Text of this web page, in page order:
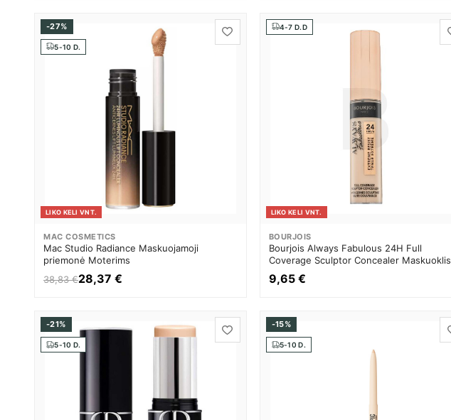
-27%
5-10 D.
LIKO KELI VNT.
MAC COSMETICS
Mac Studio Radiance Maskuojamoji
priemonė Moterims
38,83 €28,37 €
4-7 D.D
LIKO KELI VNT.
BOURJOIS
Bourjois Always Fabulous 24H Full
Coverage Sculptor Concealer Maskuoklis
Maskuojamoji priemonė Moterims
9,65 €
-21%
5-10 D.
-15%
5-10 D.